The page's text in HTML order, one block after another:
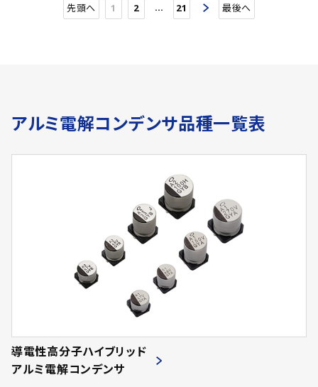
先頭へ 1 2 … 21 最後へ
アルミ電解コンデンサ品種一覧表
導電性高分子ハイブリッド
アルミ電解コンデンサ